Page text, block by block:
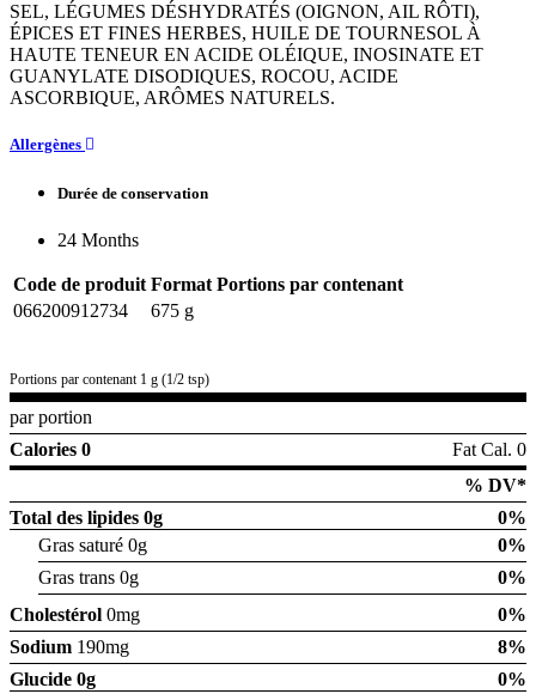
SEL, LÉGUMES DÉSHYDRATÉS (OIGNON, AIL RÔTI),
ÉPICES ET FINES HERBES, HUILE DE TOURNESOL À
HAUTE TENEUR EN ACIDE OLÉIQUE, INOSINATE ET
GUANYLATE DISODIQUES, ROCOU, ACIDE
ASCORBIQUE, ARÔMES NATURELS.
Allergènes
Durée de conservation
24 Months
Code de produit Format Portions par contenant
066200912734
675 g
Portions par contenant 1 g (1/2 tsp)
par portion
Calories 0
Fat Cal. 0
% DV*
Total des lipides 0g
0%
Gras saturé 0g
0%
Gras trans 0g
0%
Cholestérol 0mg
0%
Sodium 190mg
8%
Glucide 0g
0%